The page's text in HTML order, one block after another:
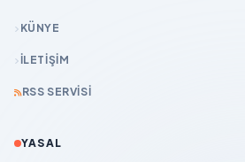
KÜNYE
İLETIŞIM
RSS SERVISI
YASAL